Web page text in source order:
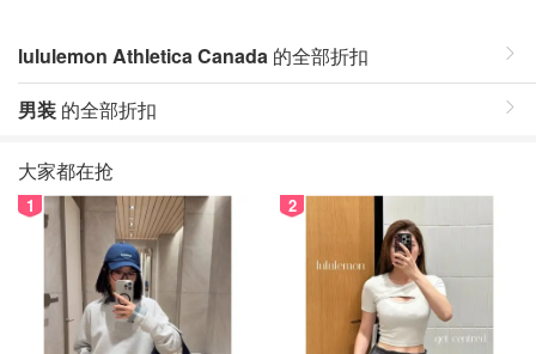
lululemon Athletica Canada 的全部折扣
男装 的全部折扣
大家都在抢
1 2